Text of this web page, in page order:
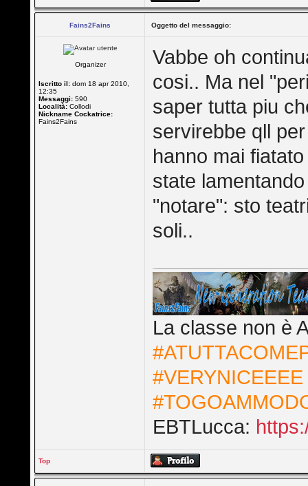
Fains2Fains Oggetto del messaggio:
Organizer
Iscritto il: dom 18 apr 2010,
12:35
Messaggi: 590
Località: Collodi
Nickname Cockatrice:
Fains2Fains
Vabbe oh
cosi.. Ma nel
saper tutta piu
servirebbe qll
hanno mai
state
"notare": sto
soli..
La classe non è
#VERYNICEEEE
EBTLucca:
Top